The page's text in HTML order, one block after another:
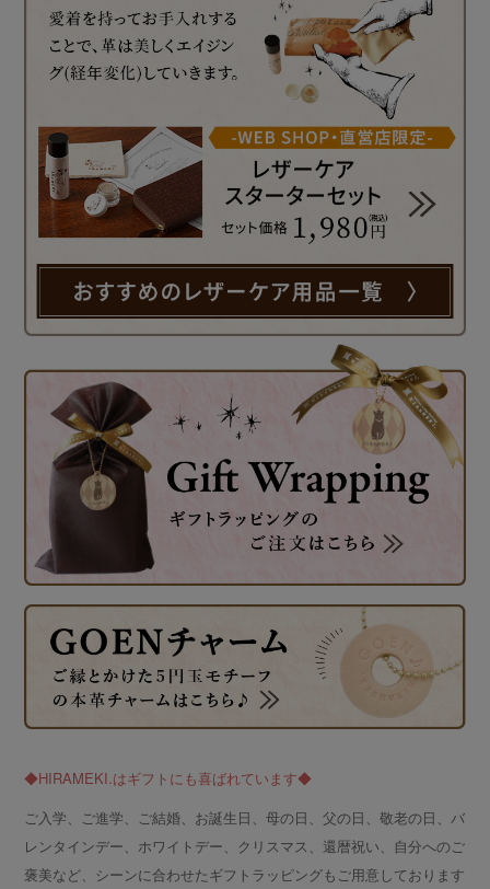
◆HIRAMEKI.はギフトにも喜ばれています◆
ご入学、ご進学、ご結婚、お誕生日、母の日、父の日、敬老の日、バ
レンタインデー、ホワイトデー、クリスマス、還暦祝い、自分へのご
褒美など、シーンに合わせたギフトラッピングもご用意しております